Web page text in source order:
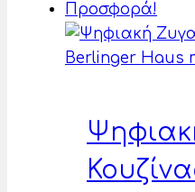
Προσφορά!